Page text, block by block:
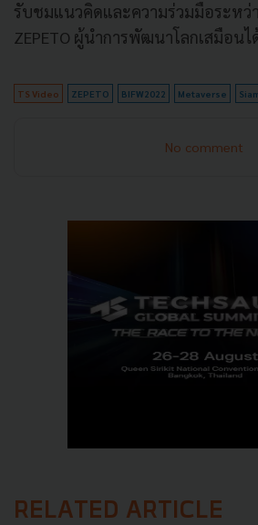
รับชมแนวคิดและความร่วมมือระหว่
ZEPETO ผู้นำการพัฒนาโลกเสมือนไ
TS Video ZEPETO BIFW2022 Metaverse
No comment
RELATED ARTICLE